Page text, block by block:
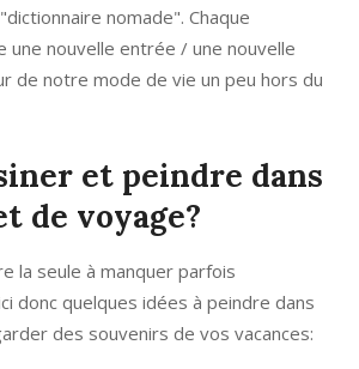
nomade". Chaque
une nouvelle entrée / une nouvelle
de notre mode de vie un peu hors du
et peindre dans
de voyage?
la seule à manquer parfois
donc quelques idées à peindre dans
des souvenirs de vos vacances: